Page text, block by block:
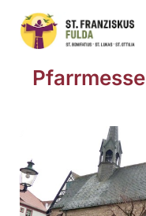
Pfarrmesse